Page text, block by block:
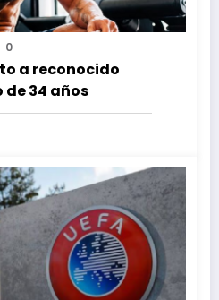
0
a reconocido
34 años